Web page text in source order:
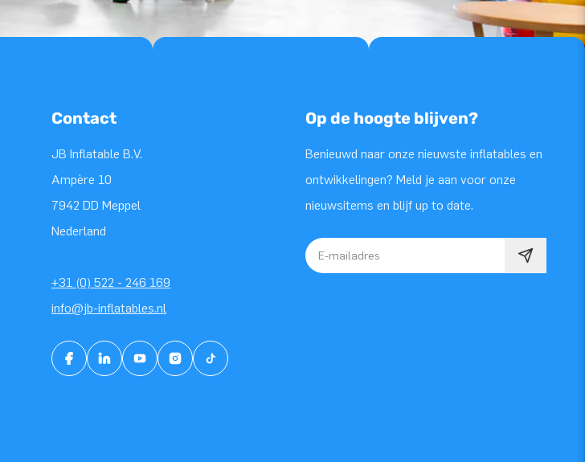
Contact
JB Inflatable B.V.
Ampère 10
7942 DD Meppel
Nederland
+31 (0) 522 - 246 169
info@jb-inflatables.nl
Op de hoogte blijven?
Benieuwd naar onze nieuwste inflatables en
ontwikkelingen? Meld je aan voor onze
nieuwsitems en blijf up to date.
E-mailadres